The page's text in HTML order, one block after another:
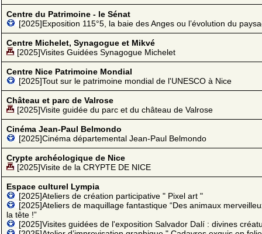
Centre du Patrimoine - le Sénat
[2025]Exposition 115°5, la baie des Anges ou l’évolution du
Centre Michelet, Synagogue et Mikvé
[2025]Visites Guidées Synagogue Michelet
Centre Nice Patrimoine Mondial
[2025]Tout sur le patrimoine mondial de l'UNESCO à Nice
Château et parc de Valrose
[2025]Visite guidée du parc et du château de Valrose
Cinéma Jean-Paul Belmondo
[2025]Cinéma départemental Jean-Paul Belmondo
Crypte archéologique de Nice
[2025]Visite de la CRYPTE DE NICE
Espace culturel Lympia
[2025]Ateliers de création participative " Pixel art "
[2025]Ateliers de maquillage fantastique “Des animaux
la tête !”
[2025]Visites guidées de l'exposition Salvador Dalí : divines